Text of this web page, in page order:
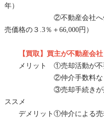
年）
②不動産会社へ仲介手
売価格の３.3％＋66,000円）
【買取】買主が不動産会社
メリット ①売却活動が不
②仲介手数料な
③売却手続きが楽でス
ススメ
デメリット①仲介による売